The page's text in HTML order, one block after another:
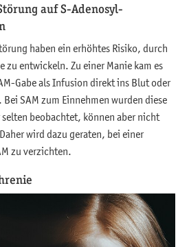
auf S-Adenosyl-
haben ein erhöhtes Risiko, durch
zu entwickeln. Zu einer Manie kam es
Gabe als Infusion direkt ins Blut oder
SAM zum Einnehmen wurden diese
beobachtet, können aber nicht
wird dazu geraten, bei einer
zu verzichten.